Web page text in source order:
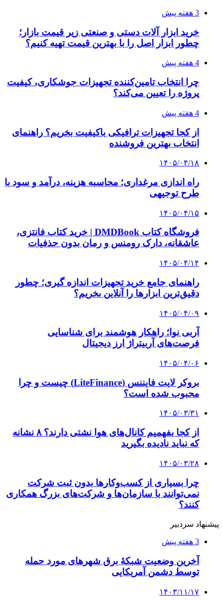
3 هفته پیش
خرید ابزار آلات دستی و صنعتی زیر قیمت بازار؛
چطور ابزار اصل را با بهترین قیمت تهیه کنیم؟
4 هفته پیش
چرا انتخاب تامین‌کننده تجهیزات جوشکاری، کیفیت
پروژه را تعیین می‌کند؟
4 هفته پیش
از کجا تجهیزات ترافیکی باکیفیت بخریم؟ راهنمای
انتخاب بهترین فروشنده
۱۴۰۵/۰۴/۱۸
راه اندازی مرغداری؛ محاسبه هزینه، درآمد و سود با
طرح توجیهی
۱۴۰۵/۰۴/۱۵
فروشگاه کتاب DMDBook | خرید کتاب فانتزی،
عاشقانه، دارک رومنس و رمان بدون حذفیات
۱۴۰۵/۰۴/۱۴
راهنمای جامع خرید تجهیزات اندازه گیری؛ چطور
دقیق‌ترین ابزارها را آنلاین بخریم؟
۱۴۰۵/۰۴/۰۹
آربی نوا؛ راهکار هوشمند برای شناسایی
فرصت‌های آربیتراژ ارز دیجیتال
۱۴۰۵/۰۴/۰۶
بروکر لایت فایننس (LiteFinance) چیست و چرا
محبوب شده است؟
۱۴۰۵/۰۳/۳۱
از کجا بفهمیم کانال‌های هوا نشتی دارند؟ ۸ نشانه
که نباید نادیده بگیرید
۱۴۰۵/۰۳/۲۸
چرا بسیاری از کسب‌وکارها بدون ثبت شرکت
نمی‌توانند با سازمان‌ها و شرکت‌های بزرگ همکاری
کنند؟
پیشنهاد سردبیر
3 هفته پیش
آخرین وضعیت شبکۀ برق شهرهای مورد حمله
توسط دشمن آمریکایی
۱۴۰۳/۱۱/۱۷